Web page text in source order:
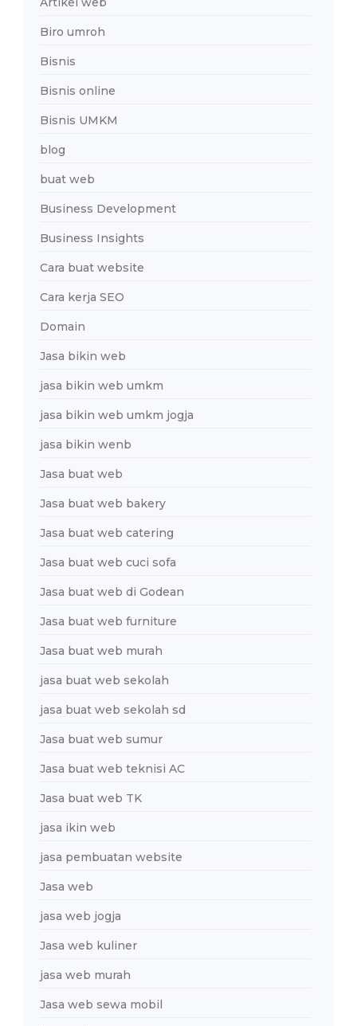
Biro umroh
Bisnis
Bisnis online
Bisnis UMKM
blog
buat web
Business Development
Business Insights
Cara buat website
Cara kerja SEO
Domain
Jasa bikin web
jasa bikin web umkm
jasa bikin web umkm jogja
jasa bikin wenb
Jasa buat web
Jasa buat web bakery
Jasa buat web catering
Jasa buat web cuci sofa
Jasa buat web di Godean
Jasa buat web furniture
Jasa buat web murah
jasa buat web sekolah
jasa buat web sekolah sd
Jasa buat web sumur
Jasa buat web teknisi AC
Jasa buat web TK
jasa ikin web
jasa pembuatan website
Jasa web
jasa web jogja
Jasa web kuliner
jasa web murah
Jasa web sewa mobil